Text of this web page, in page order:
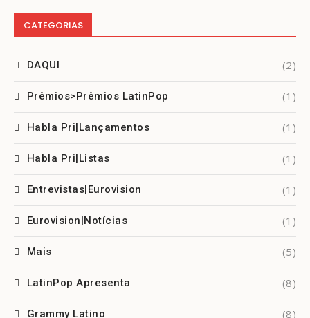
CATEGORIAS
DAQUI (2)
Prêmios>Prêmios LatinPop (1)
Habla Pri|Lançamentos (1)
Habla Pri|Listas (1)
Entrevistas|Eurovision (1)
Eurovision|Notícias (1)
Mais (5)
LatinPop Apresenta (8)
Grammy Latino (8)